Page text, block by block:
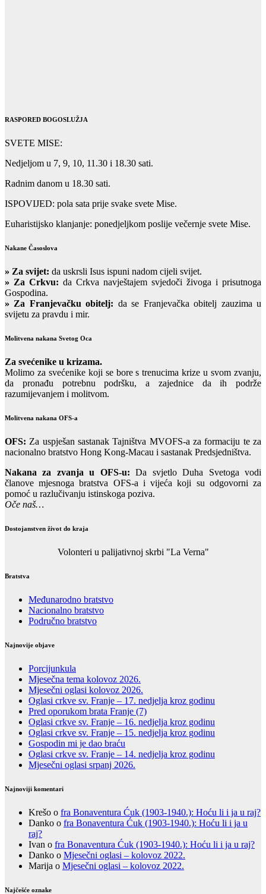
RASPORED BOGOSLUŽJA
SVETE MISE:
Nedjeljom u 7, 9, 10, 11.30 i 18.30 sati.
Radnim danom u 18.30 sati.
ISPOVIJED: pola sata prije svake svete Mise.
Euharistijsko klanjanje: ponedjeljkom poslije večernje svete Mise.
Nakane Časoslova
» Za svijet: da uskrsli Isus ispuni nadom cijeli svijet.
» Za Crkvu: da Crkva navještajem svjedoči živoga i prisutnoga
Gospodina.
» Za Franjevačku obitelj: da se Franjevačka obitelj zauzima u
svijetu za pravdu i mir.
Molitvena nakana Svetog Oca
Za svećenike u krizama.
Molimo za svećenike koji se bore s trenucima krize u svom zvanju,
da pronađu potrebnu podršku, a zajednice da ih podrže
razumijevanjem i molitvom.
Molitvena nakana OFS-a
OFS: Za uspješan sastanak Tajništva MVOFS-a za formaciju te za
nacionalno bratstvo Hong Kong-Macau i sastanak Predsjedništva.
Nakana za zvanja u OFS-u: Da svjetlo Duha Svetoga vodi
članove mjesnoga bratstva OFS-a i vijeća koji su odgovorni za
pomoć u razlučivanju istinskoga poziva.
Oče naš…
Dostojanstven život do kraja
Volonteri u palijativnoj skrbi "La Verna"
Bratstva
Međunarodno bratstvo
Nacionalno bratstvo
Područno bratstvo
Najnovije objave
Porcijunkula
Mjesečna tema kolovoz 2026.
Mjesečni oglasi kolovoz 2026.
Oglasi crkve sv. Franje – 17. nedjelja kroz godinu
Pred oporukom brata Franje (7)
Oglasi crkve sv. Franje – 16. nedjelja kroz godinu
Oglasi crkve sv. Franje – 15. nedjelja kroz godinu
Gospodin mi je dao braću
Oglasi crkve sv. Franje – 14. nedjelja kroz godinu
Mjesečni oglasi srpanj 2026.
Najnoviji komentari
Krešo o fra Bonaventura Ćuk (1903-1940.): Hoću li i ja u raj?
Danko o fra Bonaventura Ćuk (1903-1940.): Hoću li i ja u
raj?
Ivan o fra Bonaventura Ćuk (1903-1940.): Hoću li i ja u raj?
Danko o Mjesečni oglasi – kolovoz 2022.
Marija o Mjesečni oglasi – kolovoz 2022.
Najčešće oznake